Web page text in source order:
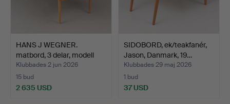
HANS J WEGNER.
matbord, 3 delar, modell
”C…
Klubbades 2 jun 2026
15 bud
2 635 USD
SIDOBORD, ek/teakfanér,
Jason, Danmark, 19…
Klubbades 29 maj 2026
1 bud
37 USD